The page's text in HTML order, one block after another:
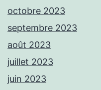
octobre 2023
septembre 2023
août 2023
juillet 2023
juin 2023